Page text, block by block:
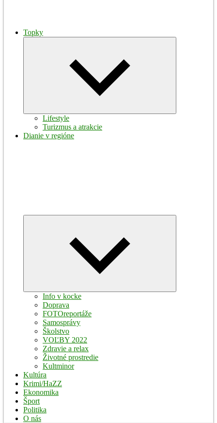
Topky
Lifestyle
Turizmus a atrakcie
Dianie v regióne
Info v kocke
Doprava
FOTOreportáže
Samosprávy
Školstvo
VOĽBY 2022
Zdravie a relax
Životné prostredie
Kultminor
Kultúra
Krimi/HaZZ
Ekonomika
Šport
Politika
O nás